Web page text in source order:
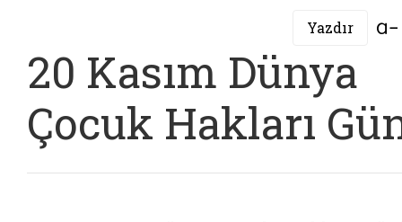
Yazdır
20 Kasım Dünya
Çocuk Hakları